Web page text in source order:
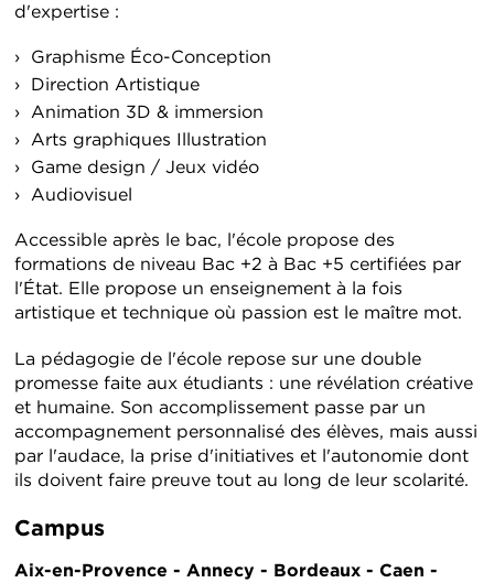
d'expertise :
Graphisme Éco-Conception
Direction Artistique
Animation 3D & immersion
Arts graphiques Illustration
Game design / Jeux vidéo
Audiovisuel
Accessible après le bac, l'école propose des
formations de niveau Bac +2 à Bac +5 certifiées par
l'État. Elle propose un enseignement à la fois
artistique et technique où passion est le maître mot.
La pédagogie de l'école repose sur une double
promesse faite aux étudiants : une révélation créative
et humaine. Son accomplissement passe par un
accompagnement personnalisé des élèves, mais aussi
par l'audace, la prise d'initiatives et l'autonomie dont
ils doivent faire preuve tout au long de leur scolarité.
Campus
Aix-en-Provence - Annecy - Bordeaux - Caen -